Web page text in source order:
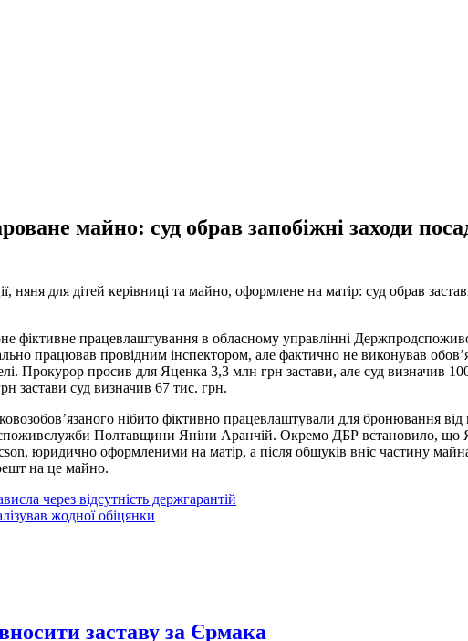
майно: суд обрав запобіжні заходи
няня для дітей керівниці та майно, оформлене на матір: суд обрав
фіктивне працевлаштування в обласному управлінні
працював провідним інспектором, але фактично не виконував
Прокурор просив для Яценка 3,3 млн грн застави, але суд визначив
застави суд визначив 67 тис. грн.
нібито фіктивно працевлаштували для бронювання від
Полтавщини Яніни Аранчій. Окремо ДБР встановило, що
юридично оформленими на матір, а після обшуків вніс частину
на це майно.
через відсутність держгарантій
жодної обіцянки
заставу за Єрмака